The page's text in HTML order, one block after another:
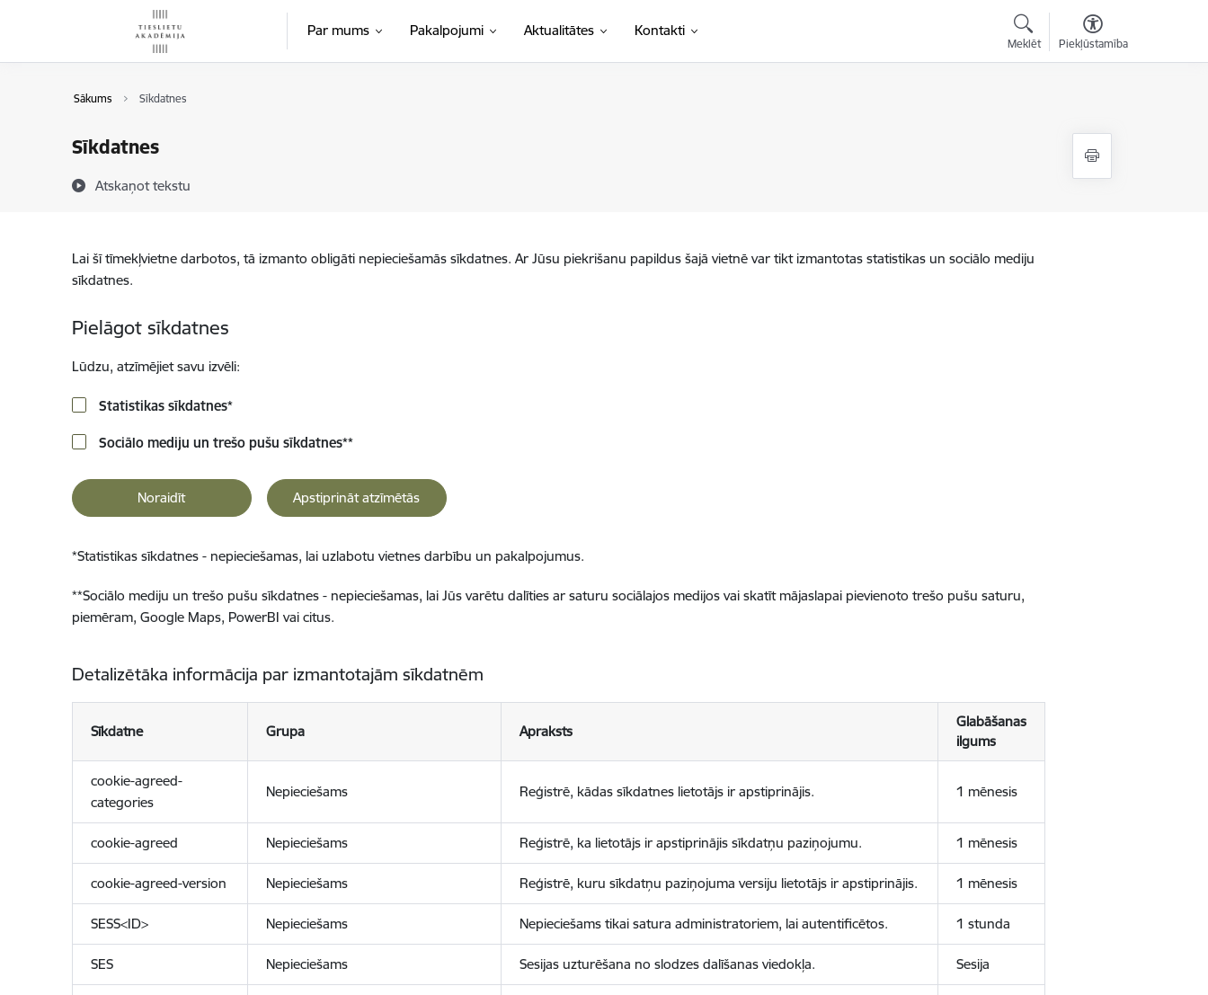
Par mums Pakalpojumi Aktualitātes Kontakti
Meklēt Piekļūstamība
Sākums Sīkdatnes
Sīkdatnes
Atskaņot tekstu
Lai šī tīmekļvietne darbotos, tā izmanto obligāti nepieciešamās sīkdatnes. Ar Jūsu piekrišanu papildus šajā vietnē var tikt izmantotas statistikas un sociālo mediju
sīkdatnes.
Pielāgot sīkdatnes
Lūdzu, atzīmējiet savu izvēli:
Statistikas sīkdatnes*
Sociālo mediju un trešo pušu sīkdatnes**
Noraidīt Apstiprināt atzīmētās
*Statistikas sīkdatnes - nepieciešamas, lai uzlabotu vietnes darbību un pakalpojumus.
**Sociālo mediju un trešo pušu sīkdatnes - nepieciešamas, lai Jūs varētu dalīties ar saturu sociālajos medijos vai skatīt mājaslapai pievienoto trešo pušu saturu,
piemēram, Google Maps, PowerBI vai citus.
Detalizētāka informācija par izmantotajām sīkdatnēm
Sīkdatne Grupa Apraksts
Glabāšanas
ilgums
cookie-agreed-
categories
Nepieciešams Reģistrē, kādas sīkdatnes lietotājs ir apstiprinājis. 1 mēnesis
cookie-agreed Nepieciešams Reģistrē, ka lietotājs ir apstiprinājis sīkdatņu paziņojumu. 1 mēnesis
cookie-agreed-version Nepieciešams Reģistrē, kuru sīkdatņu paziņojuma versiju lietotājs ir apstiprinājis. 1 mēnesis
SESS<ID> Nepieciešams Nepieciešams tikai satura administratoriem, lai autentificētos. 1 stunda
SES Nepieciešams Sesijas uzturēšana no slodzes dalīšanas viedokļa. Sesija